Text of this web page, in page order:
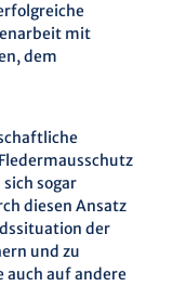
mit
dem
sogar
diesen Ansatz
der
und zu
auch auf andere